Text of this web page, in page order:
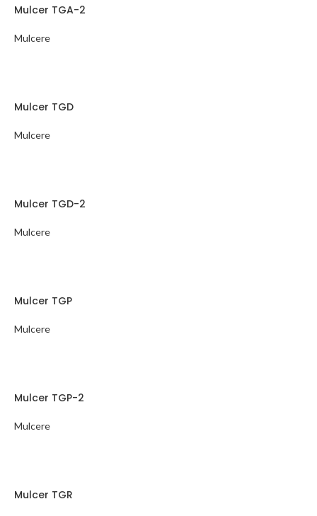
Mulcer TGA-2
Mulcere
Mulcer TGD
Mulcere
Mulcer TGD-2
Mulcere
Mulcer TGP
Mulcere
Mulcer TGP-2
Mulcere
Mulcer TGR